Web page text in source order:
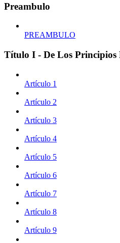
Preambulo
PREAMBULO
Título I - De Los Principios
Artículo 1
Artículo 2
Artículo 3
Artículo 4
Artículo 5
Artículo 6
Artículo 7
Artículo 8
Artículo 9